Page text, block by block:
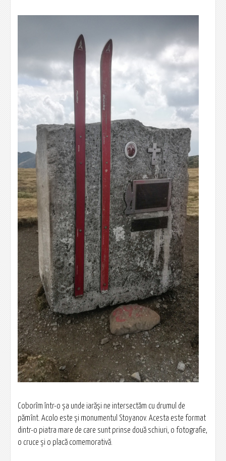
Coborîm într-o șa unde iarăși ne intersectăm cu drumul de
pămînt. Acolo este și monumentul Stoyanov. Acesta este format
dintr-o piatra mare de care sunt prinse două schiuri, o fotografie,
o cruce și o placă comemorativă.